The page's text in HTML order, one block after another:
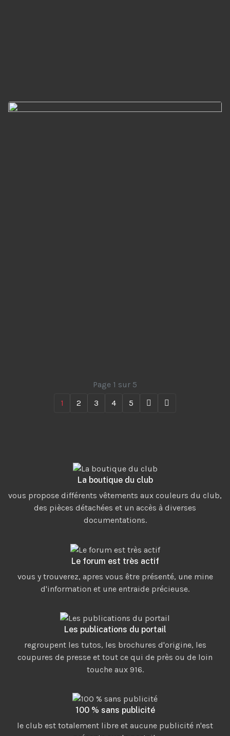
1 2 3 4 5
Page 1 sur 5
La boutique du club
vous propose différents vêtements aux couleurs du club,
des pièces détachées et un accès à diverses
documentations.
Le forum est très actif
vous y trouverez, apres vous être présenté, une mine
d'information et une entraide précieuse.
Les publications du portail
regroupent les tutos, les brochures d'origine, les
coupures de presse et tout ce qui de près ou de loin
touche aux 916.
100 % sans publicité
le club est totalement libre et aucune publicité n'est